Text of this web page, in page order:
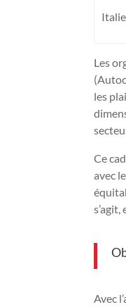
Italie
Les
les
Ce
avec
Avec